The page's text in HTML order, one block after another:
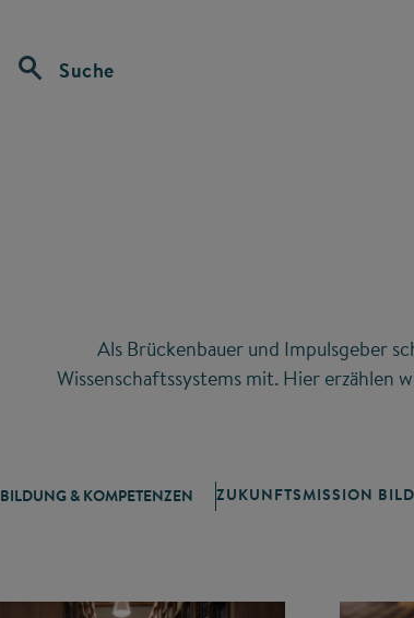
Suche
Als Brückenbauer und Impulsgeber
Wissenschaftssystems mit. Hier erzählen
BILDUNG & KOMPETENZEN ZUKUNFTSMISSION